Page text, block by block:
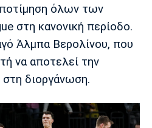
Γιάννινα Λεβαδειακός
όλων των
στη κανονική περίοδο.
Άλμπα Βερολίνου, που
να αποτελεί την
στη διοργάνωση.